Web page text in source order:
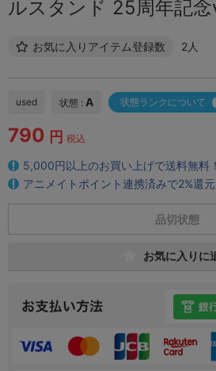
ルスタンド 25周年記
お気に入りアイテム登録数 2人
used 状態 : A 状態ランクについて
790 円 税込
5,000円以上のお買い上げで送料無料！
アニメイトポイント連携済みで2%還元
品切状態
お気に入りに